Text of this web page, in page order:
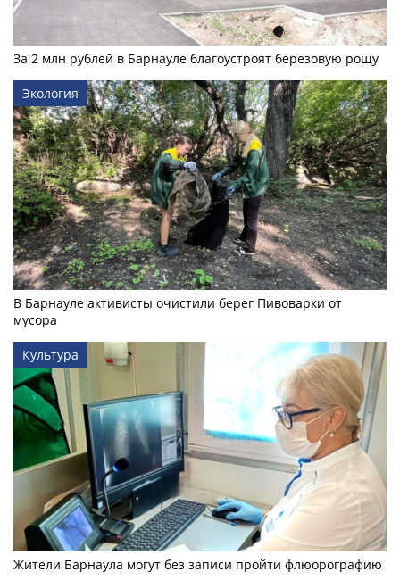
За 2 млн рублей в Барнауле благоустроят березовую рощу
Экология
В Барнауле активисты очистили берег Пивоварки от
мусора
Культура
Жители Барнаула могут без записи пройти флюорографию